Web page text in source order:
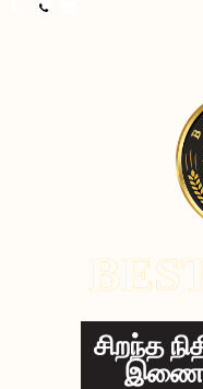
content
சிறந்த